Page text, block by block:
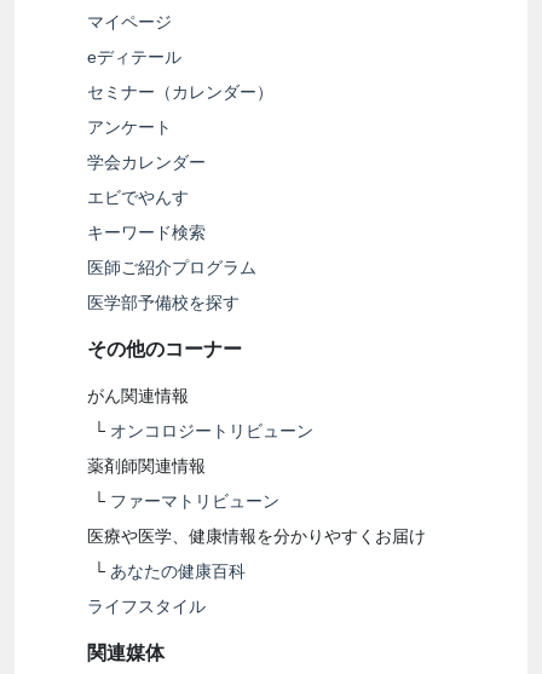
マイページ
eディテール
セミナー（カレンダー）
アンケート
学会カレンダー
エビでやんす
キーワード検索
医師ご紹介プログラム
医学部予備校を探す
その他のコーナー
がん関連情報
└ オンコロジートリビューン
薬剤師関連情報
└ ファーマトリビューン
医療や医学、健康情報を分かりやすくお届け
└ あなたの健康百科
ライフスタイル
関連媒体